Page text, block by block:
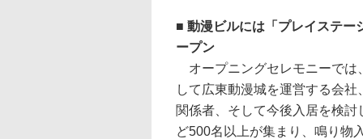
■ 動漫ビルには「プレイステー
ープン
オープニングセレモニーでは
して広東動漫城を運営する会
関係者、そして今後入居を検討
ど500名以上が集まり、鳴り物